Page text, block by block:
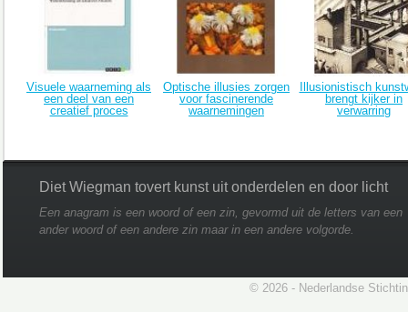
Visuele waarneming als
een deel van een
creatief proces
Optische illusies zorgen
voor fascinerende
waarnemingen
Illusionistisch
brengt kijker in
verwarring
Diet Wiegman tovert kunst uit onderdelen en door licht
Een anagram is een woord of een zin, gevormd uit de letters van een
ander woord of een andere zin maar in een andere volgorde.
© 2026 - Nederlandse